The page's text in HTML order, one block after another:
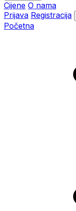
Cijene O nama
Prijava Registracija
Početna